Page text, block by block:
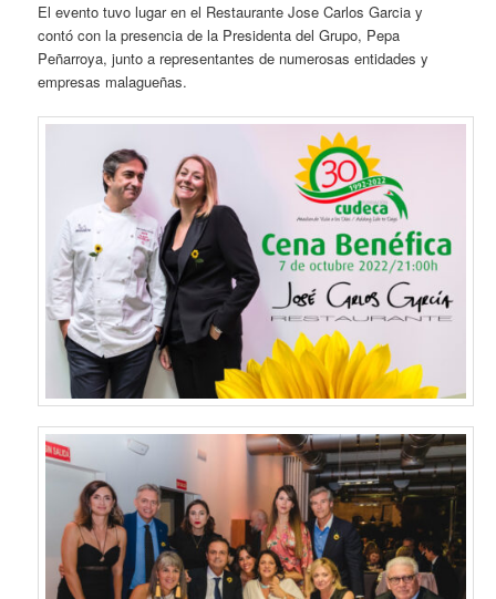
El evento tuvo lugar en el Restaurante Jose Carlos Garcia y
contó con la presencia de la Presidenta del Grupo, Pepa
Peñarroya, junto a representantes de numerosas entidades y
empresas malagueñas.